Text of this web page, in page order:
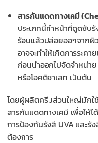
สารกันแดดทางเคมี
ประเภทนี้ทำหน้าที่ดูดซับ
ร้อนแล้วปล่อยออกจากผิ
อาจจะทำให้เกิดการระค
ก่อนนำออกไปจัดจำหน่า
หรือโอคติซาเลท เป้นต้น
โดยผู้ผลิตครีมส่วนใหญ่มักใ
สารกันแดดทางเคมี เพื่อใ
การป้องกันรังสี UVA และรัง
ต้องการ